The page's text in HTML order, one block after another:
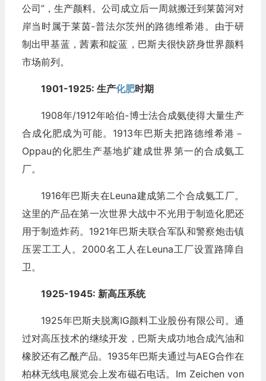
公司”，生产颜料。公司成立后一周就搬迁到莱茵河对
岸当时属于莱茵-普法尔茨州的路德维希港。由于研
制出甲基蓝，茜素和靛蓝，巴斯夫很快跻身世界颜料
市场前列。
1901-1925: 生产化肥时期
1908年/1912年哈伯-博士法合成氨使得大量生产
合成化肥成为可能。1913年巴斯夫把路德维希港－
Oppau的化肥生产基地扩建成世界第一的合成氨工
厂。
1916年巴斯夫在Leuna建成第二个合成氨工厂。
这里的产品在第一次世界大战中不光用于制造化肥还
用于制造炸药。1921年巴斯夫联合军队和警察炮击镇
压罢工工人。2000名工人在Leuna工厂设置路障自
卫。
1925-1945: 新高压系统
1925年巴斯夫脱离IG颜料工业股份有限公司。通
过对高压技术的继续开发，巴斯夫成功地合成汽油和
橡胶还有乙酰产品。1935年巴斯夫通过与AEG合作在
柏林无线电展览会上发布磁石电话。Im Zeichen von